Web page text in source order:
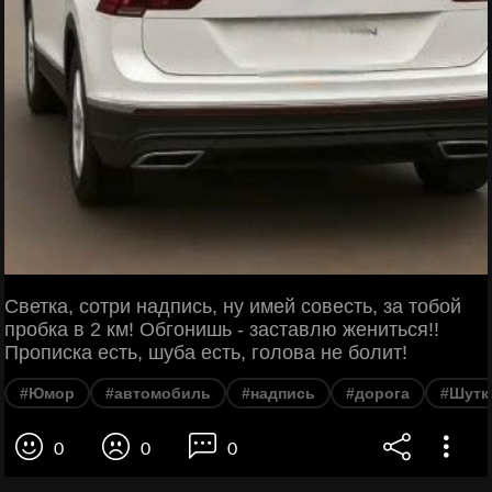
Светка, сотри надпись, ну имей совесть, за тобой
пробка в 2 км! Обгонишь - заставлю жениться!!
Прописка есть, шуба есть, голова не болит!
#Юмор #автомобиль #надпись #дорога
0 0 0